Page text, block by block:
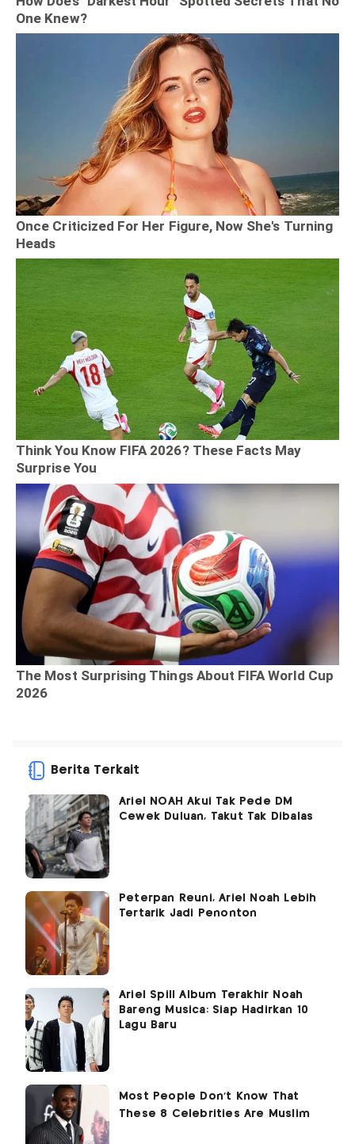
Berita Terkait
Ariel NOAH Akui Tak Pede DM
Cewek Duluan, Takut Tak Dibalas
Peterpan Reuni, Ariel Noah Lebih
Tertarik Jadi Penonton
Ariel Spill Album Terakhir Noah
Bareng Musica: Siap Hadirkan 10
Lagu Baru